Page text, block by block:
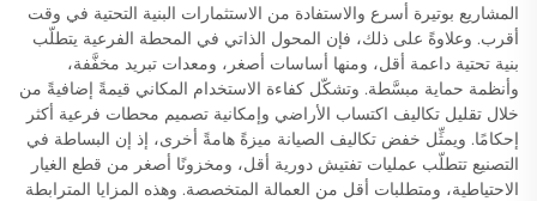
المشاريع بوتيرة أسرع والاستفادة من الاستثمارات البنية التحتية في وقت
أقرب. وعلاوةً على ذلك، فإن المحول الذاتي في المحطة الفرعية يتطلّب
بنية تحتية داعمة أقل، ومنها أساسات أصغر، ومعدات تبريد مخفَّفة،
وأنظمة حماية مبسَّطة. وتشكّل كفاءة الاستخدام المكاني قيمةً إضافيةً من
خلال تقليل تكاليف اكتساب الأراضي وإمكانية تصميم محطات فرعية أكثر
إحكامًا. ويمثِّل خفض تكاليف الصيانة ميزةً هامةً أخرى، إذ إن البساطة في
التصنيع تتطلّب عمليات تفتيش دورية أقل، ومخزونًا أصغر من قطع الغيار
الاحتياطية، ومتطلبات أقل من العمالة المتخصصة. وهذه المزايا المترابطة